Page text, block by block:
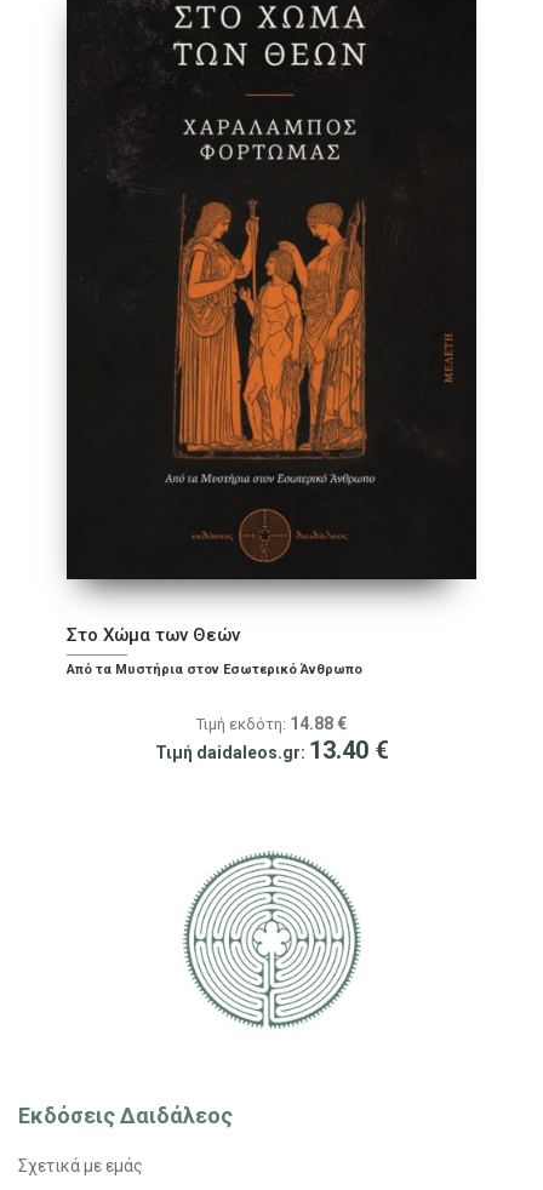
Στο Χώμα των Θεών
Από τα Μυστήρια στον Εσωτερικό Άνθρωπο
Τιμή εκδότη: 14.88 €
Τιμή daidaleos.gr: 13.40 €
Εκδόσεις Δαιδάλεος
Σχετικά με εμάς